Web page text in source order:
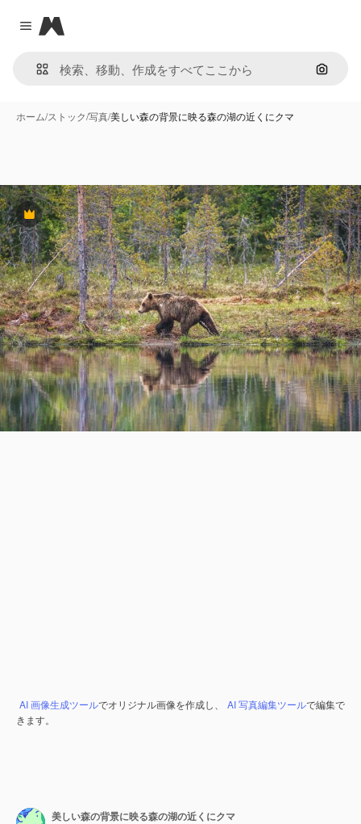
Close menu
Magnific
画像で
ホーム/ストック/写真/美しい森の背景に映る森の湖の近くにクマ
Premium
AI 画像生成ツールでオリジナル画像を作成し、 AI 写真編集ツールで編集で
きます。
美しい森の背景に映る森の湖の近くにクマ